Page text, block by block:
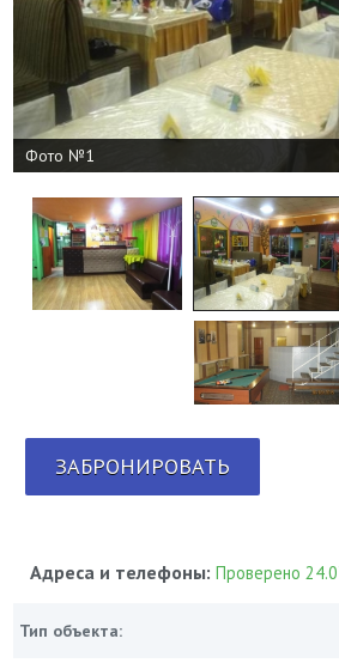
Фото №1
ЗАБРОНИРОВАТЬ
Адреса и телефоны:Проверено
Тип объекта: